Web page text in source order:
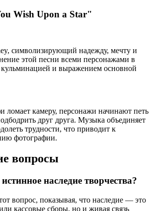
Wish Upon a Star"
символизирующий надежду, мечту и
этой песни всеми персонажами в
кульминацией и выражением основной
ломает камеру, персонажи начинают петь
друг друга. Музыка объединяет
трудности, что приводит к
фотографии.
вопросы
наследие творчества?
вопрос, показывая, что наследие — это
кассовые сборы, но и живая связь